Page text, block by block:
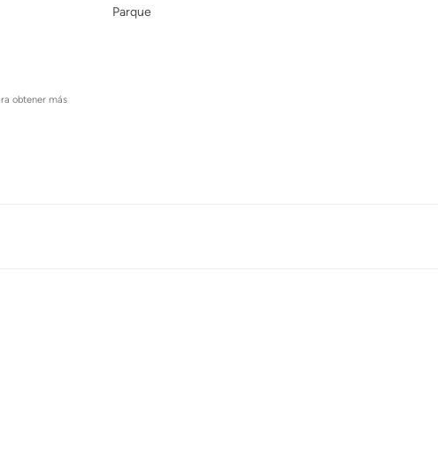
obtener más
Parque